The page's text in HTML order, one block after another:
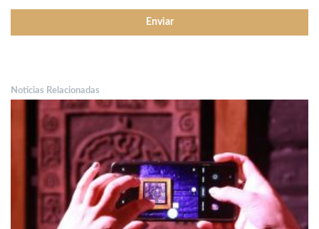
Noticias Relacionadas